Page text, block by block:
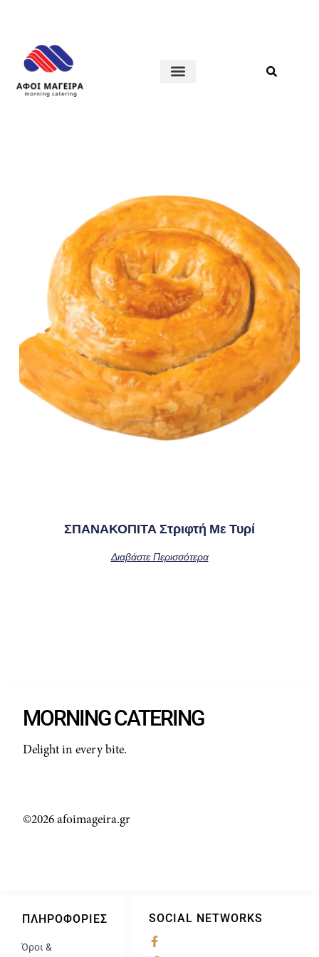
ΣΠΑΝΑΚΟΠΙΤΑ Στριφτή Με Τυρί
Διαβάστε Περισσότερα
SOCIAL NETWORKS
ΠΛΗΡΟΦΟΡΊΕΣ
Όροι &
MORNING CATERING
Delight in every bite.
©2026 afoimageira.gr